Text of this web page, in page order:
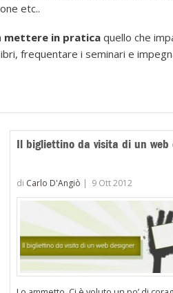
etc..
mettere in pratica quello che
frequentare i seminari e
Il bigliettino da visita di un web
di Carlo D'Angiò | 9 Ott 2012